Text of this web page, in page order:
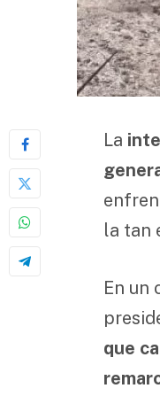
La
la tan
En un
que